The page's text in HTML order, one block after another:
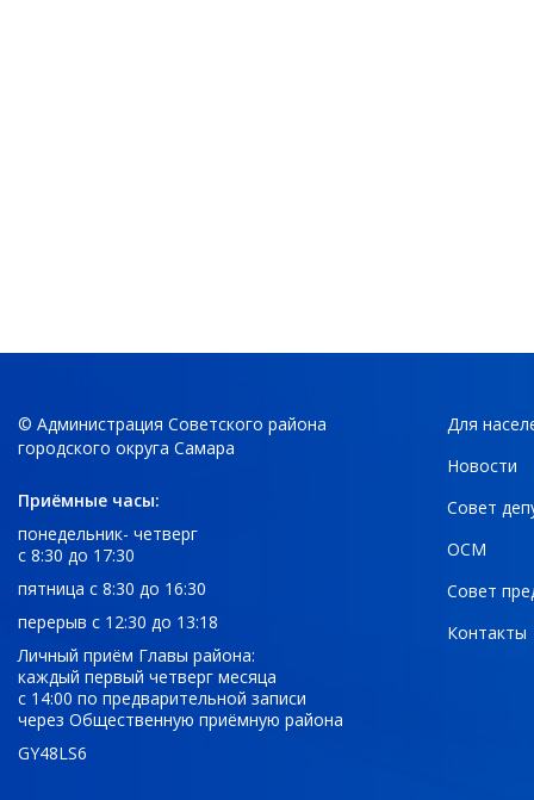
© Администрация Советского района
городского округа Самара
Приёмные часы:
понедельник- четверг
с 8:30 до 17:30
пятница с 8:30 до 16:30
перерыв с 12:30 до 13:18
Личный приём Главы района:
каждый первый четверг месяца
с 14:00 по предварительной записи
через Общественную приёмную района
GY48LS6
Для
Новости
Совет
ОСМ
Совет
Контакты